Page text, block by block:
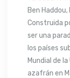
Ben
Construida
ser una
los países
Mundial de la
azafrán en